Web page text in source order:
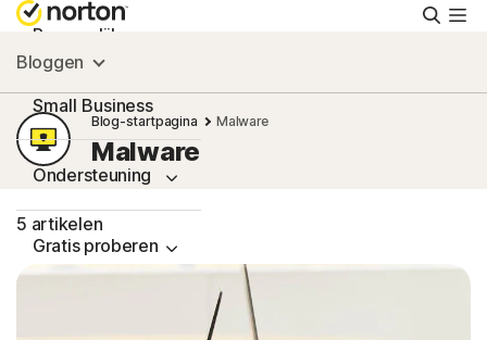
Persoonlijk
Small Business
Ondersteuning
Gratis proberen
Bloggen
Blog-startpagina Malware
Malware
5 artikelen